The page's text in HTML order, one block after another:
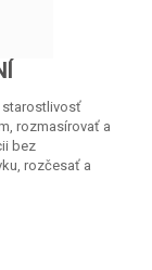
starostlivosť
rozmasírovať a
bez
rozčesať a